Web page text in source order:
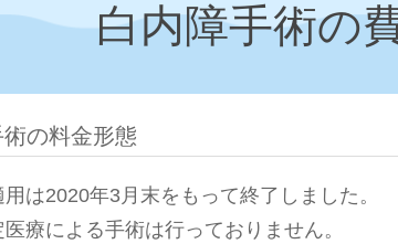
白内障手術の
の料金形態
は2020年3月末をもって終了しました。
療による手術は行っておりません。